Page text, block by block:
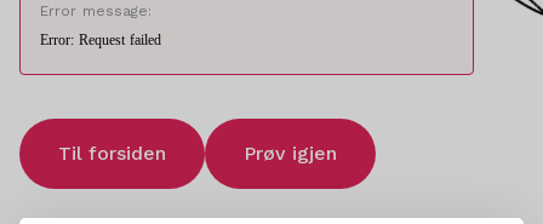
Error message:
Error: Request failed
Til forsiden Prøv igjen